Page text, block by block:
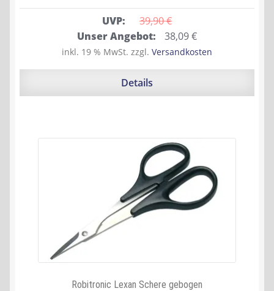
UVP: 39,90 €
Ursprünglicher
Preis
war:
Unser Angebot: 38,09€Aktueller
Preis
ist:
inkl. 19 % MwSt. zzgl. Versandkosten
Details
Robitronic Lexan Schere gebogen